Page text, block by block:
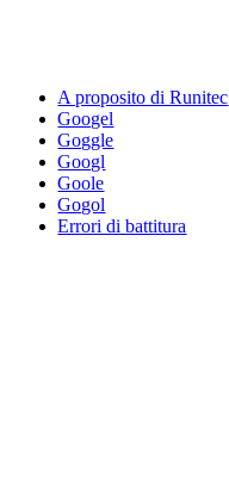
A proposito di Runitec
Googel
Goggle
Googl
Goole
Gogol
Errori di battitura